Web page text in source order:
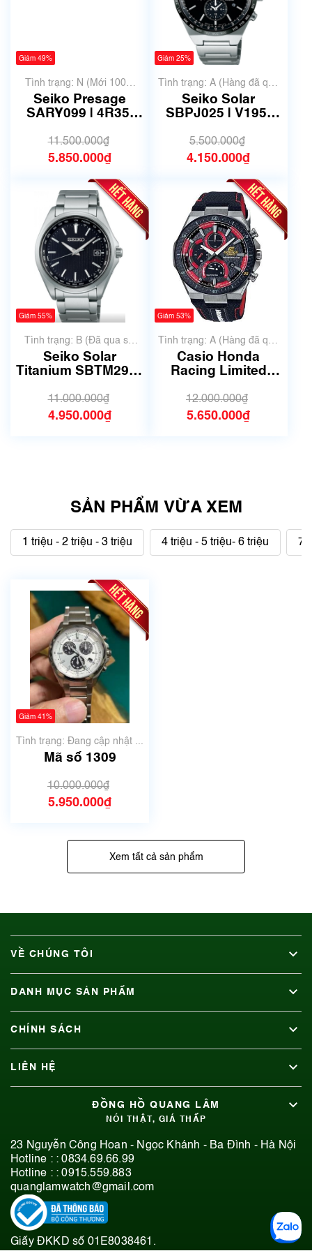
Giảm 49%
Tình trạng: N (Mới 100%
chưa qua sử dụng)
Seiko Presage
SARY099 | 4R35-
| Mã số 6525
11.500.000₫
5.850.000₫
Giảm 25%
Tình trạng: A (Hàng đã qua
sử dụng nhưng rất đẹp,
không có xước)
Seiko Solar
SBPJ025 | V195-
Mã số 6521
5.500.000₫
4.150.000₫
Giảm 55%
Tình trạng: B (Đã qua sử
dụng, hàng đẹp, có chút
xước dăm)
Seiko Solar
Titanium SBTM291 |
số 6279
11.000.000₫
4.950.000₫
Giảm 53%
Tình trạng: A (Hàng đã qua
sử dụng nhưng rất đẹp,
không có xước)
Casio Honda
Racing Limited
560HR-1AJF | Size
42mm | 5741B
12.000.000₫
5.650.000₫
SẢN PHẨM VỪA XEM
1 triệu - 2 triệu - 3 triệu 4 triệu - 5 triệu- 6 triệu 7
Giảm 41%
Tình trạng: Đang cập nhật ...
Mã số 1309
10.000.000₫
5.950.000₫
Xem tất cả sản phẩm
VỀ CHÚNG TÔI
DANH MỤC SẢN PHẨM
CHÍNH SÁCH
LIÊN HỆ
ĐỒNG HỒ QUANG LÂM
NÓI THẬT, GIÁ THẤP
23 Nguyễn Công Hoan - Ngọc Khánh - Ba Đình - Hà Nội
Hotline : :0834.69.66.99
Hotline : :0915.559.883
quanglamwatch@gmail.com
Giấy ĐKKD số 01E8038461.